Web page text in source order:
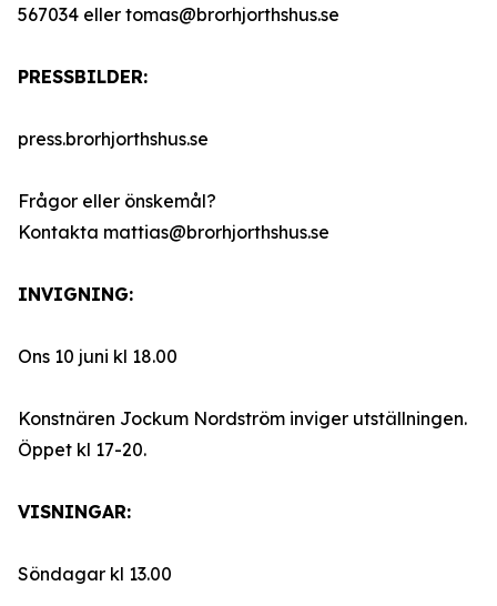
567034 eller tomas@brorhjorthshus.se
PRESSBILDER:
press.brorhjorthshus.se
Frågor eller önskemål?
Kontakta mattias@brorhjorthshus.se
INVIGNING:
Ons 10 juni kl 18.00
Konstnären Jockum Nordström inviger utställningen.
Öppet kl 17-20.
VISNINGAR:
Söndagar kl 13.00